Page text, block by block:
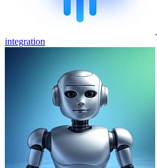
integration